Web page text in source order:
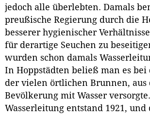
jedoch alle überlebten. Damals
preußische Regierung durch die
besserer hygienischer
für derartige Seuchen zu
wurden schon damals
In Hoppstädten beließ man es bei
der vielen örtlichen Brunnen, aus
Bevölkerung mit Wasser
Wasserleitung entstand 1921, und